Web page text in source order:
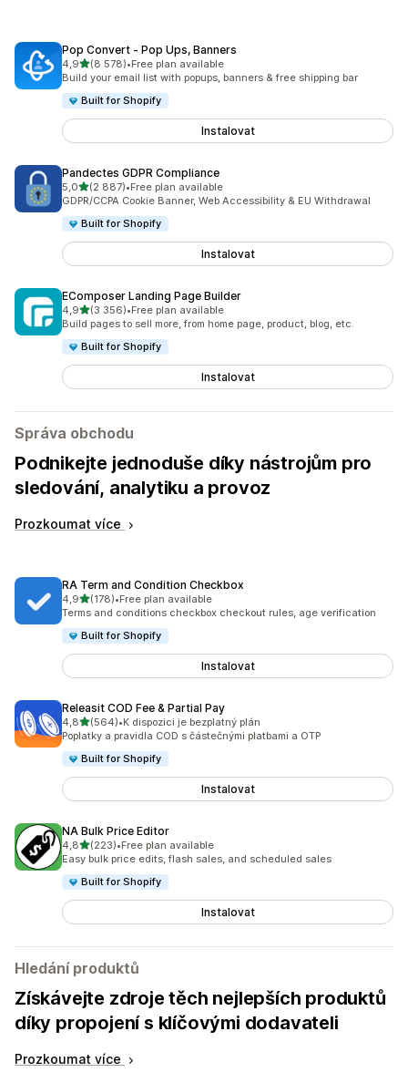
Pop Convert ‑ Pop Ups, Banners
4,9z 5 hvězd
(8 578)
Celkový počet recenzí: 8578
•Free plan available
Build your email list with popups, banners & free shipping bar
Built for Shopify
Instalovat
Pandectes GDPR Compliance
5,0z 5 hvězd
(2 887)
Celkový počet recenzí: 2887
•Free plan available
GDPR/CCPA Cookie Banner, Web Accessibility & EU Withdrawal
Built for Shopify
Instalovat
EComposer Landing Page Builder
4,9z 5 hvězd
(3 356)
Celkový počet recenzí: 3356
•Free plan available
Build pages to sell more, from home page, product, blog, etc.
Built for Shopify
Instalovat
Správa obchodu
Podnikejte jednoduše díky nástrojům pro
sledování, analytiku a provoz
Prozkoumat více
RA Term and Condition Checkbox
4,9z 5 hvězd
(178)
Celkový počet recenzí: 178
•Free plan available
Terms and conditions checkbox checkout rules, age verification
Built for Shopify
Instalovat
Releasit COD Fee & Partial Pay
4,8z 5 hvězd
(564)
Celkový počet recenzí: 564
•K dispozici je bezplatný plán
Poplatky a pravidla COD s částečnými platbami a OTP
Built for Shopify
Instalovat
NA Bulk Price Editor
4,8z 5 hvězd
(223)
Celkový počet recenzí: 223
•Free plan available
Easy bulk price edits, flash sales, and scheduled sales
Built for Shopify
Instalovat
Hledání produktů
Získávejte zdroje těch nejlepších produktů
díky propojení s klíčovými dodavateli
Prozkoumat více